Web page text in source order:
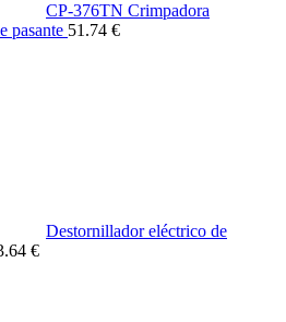
CP-376TN Crimpadora
pasante 51.74 €
Destornillador eléctrico de
€